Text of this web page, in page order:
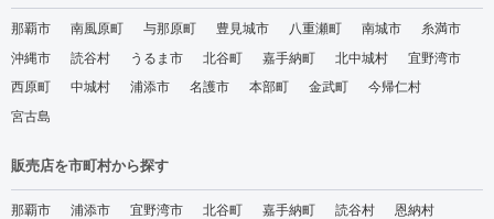
那覇市 南風原町 与那原町 豊見城市 八重瀬町 南城市
糸満市
沖縄市
読谷村 うるま市 北谷町 嘉手納町 北中城村
宜野湾市
西原町
中城村 浦添市 名護市 本部町 金武町
今帰仁村
宮古島
販売店を市町村から探す
那覇市 浦添市 宜野湾市 北谷町 嘉手納町 読谷村
恩納村